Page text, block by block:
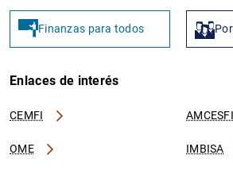
Finanzas para todos
Enlaces de interés
CEMFI AMCESFI
OME IMBISA